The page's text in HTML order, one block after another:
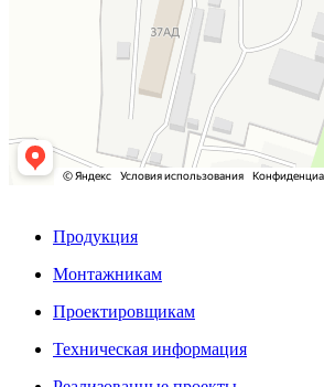
Продукция
Монтажникам
Проектировщикам
Техническая информация